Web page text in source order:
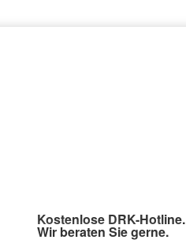
Kostenlose DRK-Hotline.
Wir beraten Sie gerne.